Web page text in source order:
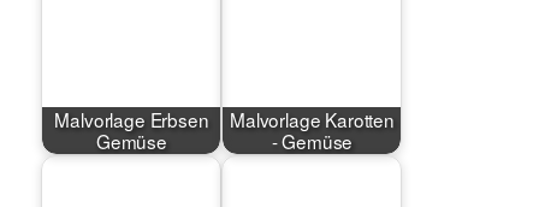
Malvorlage Erbsen
Gemüse
Malvorlage Karotten
- Gemüse